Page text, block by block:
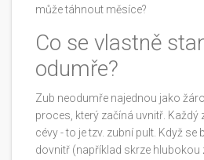
může táhnout měsíce?
Co se vlastně
odumře?
Zub neodumře najednou jako
proces, který začíná uvnitř. Každý
cévy - to je tzv. zubní pult. Když se
dovnitř (například skrze hlubokou